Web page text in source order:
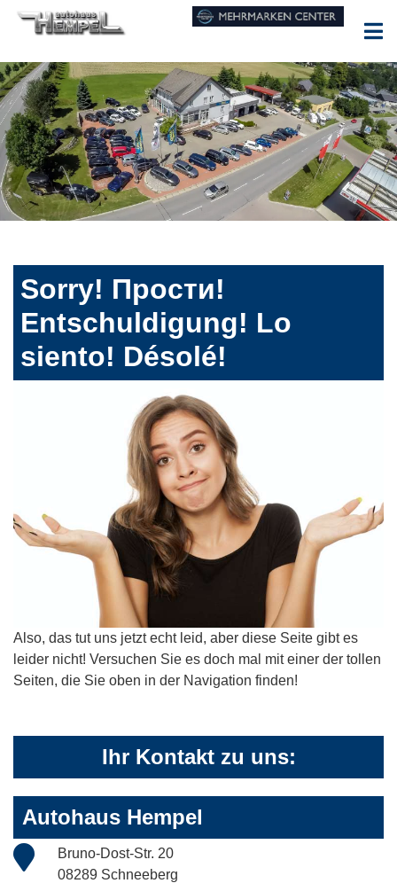
Sorry! Прости!
Entschuldigung! Lo
siento! Désolé!
Also, das tut uns jetzt echt leid, aber diese Seite gibt es
leider nicht! Versuchen Sie es doch mal mit einer der tollen
Seiten, die Sie oben in der Navigation finden!
Ihr Kontakt zu uns:
Autohaus Hempel
Bruno-Dost-Str. 20
08289 Schneeberg